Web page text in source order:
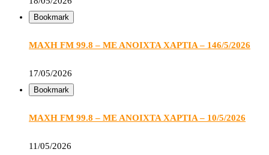
Bookmark
ΜΑΧΗ FM 99.8 – ΜΕ ΑΝΟΙΧΤΑ ΧΑΡΤΙΑ – 146/5/2026
17/05/2026
Bookmark
ΜΑΧΗ FM 99.8 – ΜΕ ΑΝΟΙΧΤΑ ΧΑΡΤΙΑ – 10/5/2026
11/05/2026